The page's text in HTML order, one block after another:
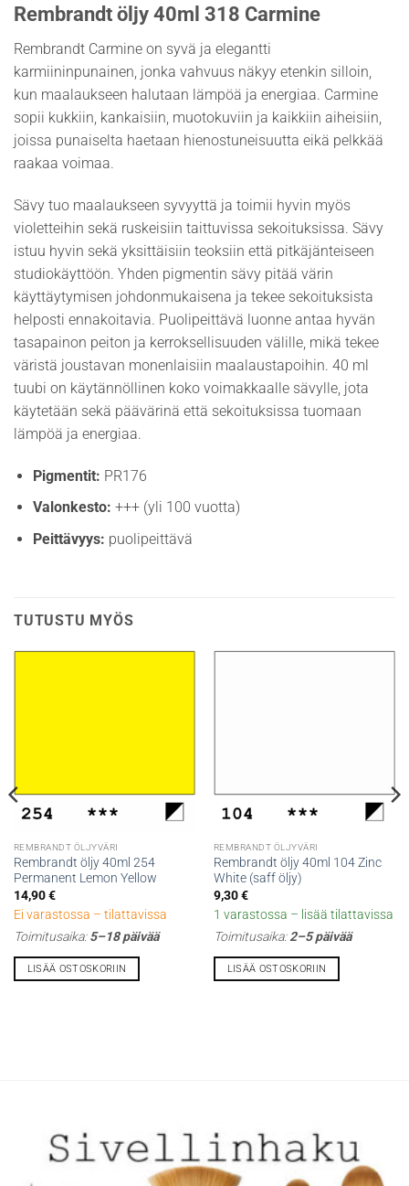
Rembrandt öljy 40ml 318 Carmine
Rembrandt Carmine on syvä ja elegantti
karmiininpunainen, jonka vahvuus näkyy etenkin silloin,
kun maalaukseen halutaan lämpöä ja energiaa. Carmine
sopii kukkiin, kankaisiin, muotokuviin ja kaikkiin aiheisiin,
joissa punaiselta haetaan hienostuneisuutta eikä pelkkää
raakaa voimaa.
Sävy tuo maalaukseen syvyyttä ja toimii hyvin myös
violetteihin sekä ruskeisiin taittuvissa sekoituksissa. Sävy
istuu hyvin sekä yksittäisiin teoksiin että pitkäjänteiseen
studiokäyttöön. Yhden pigmentin sävy pitää värin
käyttäytymisen johdonmukaisena ja tekee sekoituksista
helposti ennakoitavia. Puolipeittävä luonne antaa hyvän
tasapainon peiton ja kerroksellisuuden välille, mikä tekee
väristä joustavan monenlaisiin maalaustapoihin. 40 ml
tuubi on käytännöllinen koko voimakkaalle sävylle, jota
käytetään sekä päävärinä että sekoituksissa tuomaan
lämpöä ja energiaa.
Pigmentit: PR176
Valonkesto: +++ (yli 100 vuotta)
Peittävyys: puolipeittävä
TUTUSTU MYÖS
REMBRANDT ÖLJYVÄRI
Rembrandt öljy 40ml 254
Permanent Lemon Yellow
14,90€
Ei varastossa – tilattavissa
Toimitusaika:5–18 päivää
LISÄÄ OSTOSKORIIN
REMBRANDT ÖLJYVÄRI
Rembrandt öljy 40ml 104 Zinc
White (saff öljy)
9,30€
1 varastossa – lisää tilattavissa
Toimitusaika:2–5 päivää
LISÄÄ OSTOSKORIIN